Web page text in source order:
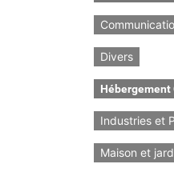
Divers
Hébergement
Industries et
Maison et